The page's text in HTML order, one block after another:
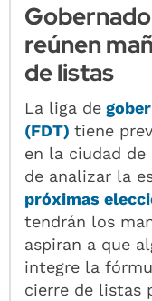
reúnen
de listas
La liga de
(FDT)tiene
en la ciudad de
de analizar la
próximas
tendrán los
aspiran a que
integre la
cierre de listas